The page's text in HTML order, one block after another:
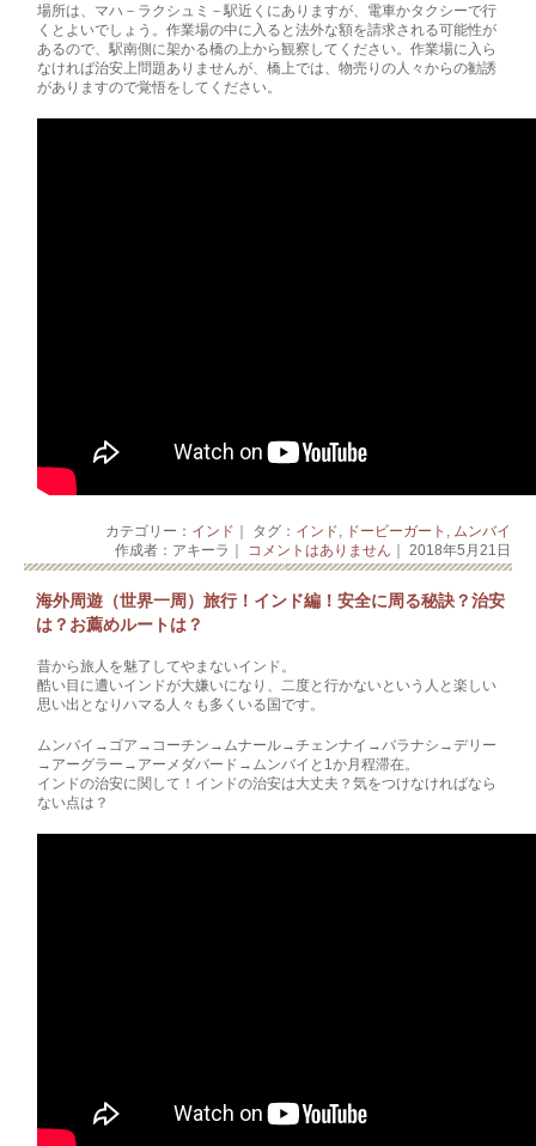
場所は、マハ－ラクシュミ－駅近くにありますが、電車かタクシーで行
くとよいでしょう。作業場の中に入ると法外な額を請求される可能性が
あるので、駅南側に架かる橋の上から観察してください。作業場に入ら
なければ治安上問題ありませんが、橋上では、物売りの人々からの勧誘
がありますので覚悟をしてください。
カテゴリー： インド ｜ タグ： インド, ドービーガート , ムンバイ
作成者：アキーラ｜ コメントはありません ｜ 2018年5月21日
海外周遊（世界一周）旅行！インド編！安全に周る秘訣？治安
は？お薦めルートは？
昔から旅人を魅了してやまないインド。
酷い目に遭いインドが大嫌いになり、二度と行かないという人と楽しい
思い出となりハマる人々も多くいる国です。
ムンバイ→ゴア→コーチン→ムナール→チェンナイ→バラナ­シ→デリー
→アーグラー→アーメダバード→ムンバイと1か月程滞在。
インドの治安に関して！インドの治安は大丈夫？気をつけなければなら
ない点は？